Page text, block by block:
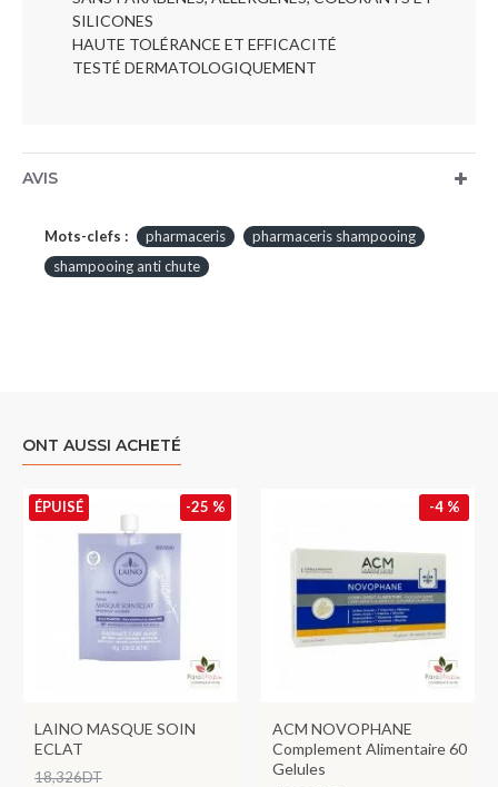
SILICONES
HAUTE TOLÉRANCE ET EFFICACITÉ
TESTÉ DERMATOLOGIQUEMENT
AVIS
Mots-clefs : pharmaceris
pharmaceris shampooing
shampooing anti chute
ONT AUSSI ACHETÉ
-25 %
ÉPUISÉ
LAINO MASQUE SOIN
ECLAT
18,326DT
-4 %
ACM NOVOPHANE
Complement Alimentaire 60
Gelules